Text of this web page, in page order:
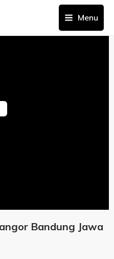
Menu
Bandung Jawa